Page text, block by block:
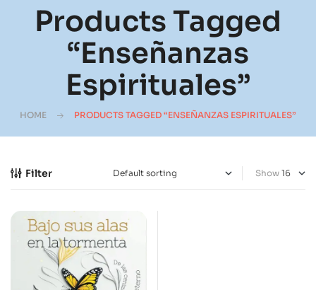
Products Tagged
“enseñanzas
Espirituales”
HOME PRODUCTS TAGGED “ENSEÑANZAS ESPIRITUALES”
Filter Show